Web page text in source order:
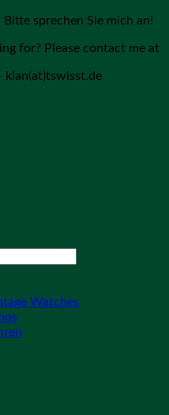
sprechen Sie mich an!
for? Please contact me at
klan(at)tswisst.de
Watches